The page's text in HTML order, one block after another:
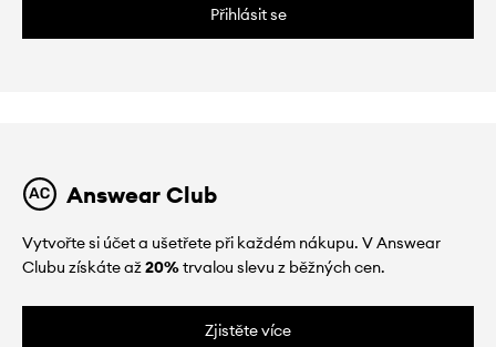
Přihlásit se
Answear Club
Vytvořte si účet a ušetřete při každém nákupu. V Answear
Clubu získáte až20%trvalou slevu z běžných cen.
Zjistěte více